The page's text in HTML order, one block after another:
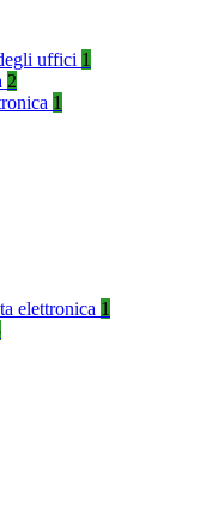
uffici 1
2
1
elettronica 1